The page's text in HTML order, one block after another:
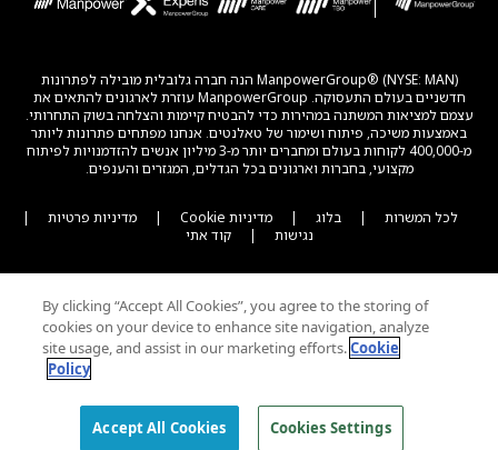
ManpowerGroup® (NYSE: MAN) הנה חברה גלובלית מובילה לפתרונות
חדשניים בעולם התעסוקה. ManpowerGroup עוזרת לארגונים להתאים את
עצמם למציאות המשתנה במהירות כדי להבטיח קיימות והצלחה בשוק התחרותי.
באמצעות משיכה, פיתוח ושימור של טאלנטים. אנחנו מפתחים פתרונות ליותר
מ-400,000 לקוחות בעולם ומחברים יותר מ-3 מיליון אנשים להזדמנויות לפיתוח
מקצועי, בחברות וארגונים בכל הגדלים, המגזרים והענפים.
לכל המשרות | בלוג | מדיניות Cookie | מדיניות פרטיות
|
נגישות
| קוד אתי
By clicking “Accept All Cookies”, you agree to the storing of
cookies on your device to enhance site navigation, analyze
site usage, and assist in our marketing efforts.Cookie
Policy
Cookies Settings
Accept All Cookies